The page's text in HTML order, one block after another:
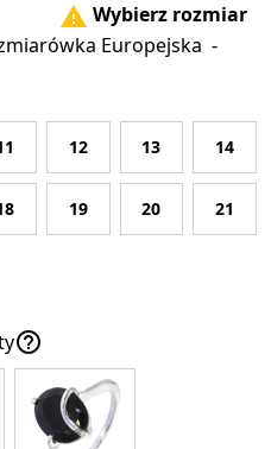
 Wybierz rozmiar
Europejska -
12 13 14
19 20 21
